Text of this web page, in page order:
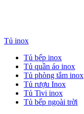
Tủ inox
Tủ bếp inox
Tủ quần áo inox
Tủ phòng tắm inox
Tủ rượu Inox
Tủ Tivi inox
Tủ bếp ngoài trời